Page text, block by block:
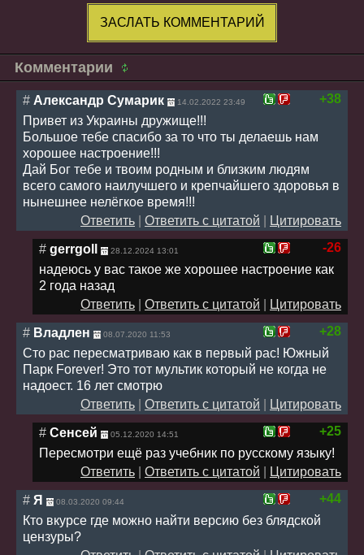
ЗАСЛАТЬ КОММЕНТАРИЙ
Комментарии
+38
# Александр Сумарик 14.02.2022 23:49
Привет из Украины дружище!!!
Большое тебе спасибо за то что ты делаешь нам
хорошее настроение!!!
Дай Бог тебе и твоим родным и близким людям
всего самого наилучшего и крепчайшего здоровья в
нынешнее нелёгкое время!!!
Ответить
Ответить с цитатой
Цитировать
-26
# gerrgoll 28.12.2024 13:01
надеюсь у вас такое же хорошее настроение как
2 года назад
Ответить
Ответить с цитатой
Цитировать
+28
# Владлен 08.07.2020 11:53
Сто рас пересматриваю как в первый рас! Южный
Парк Forever! Это тот мультик который не когда не
надоест. 16 лет смотрю
Ответить
Ответить с цитатой
Цитировать
+25
# Сенсей 05.12.2020 14:51
Пересмотри ещё раз учебник по русскому языку!
Ответить
Ответить с цитатой
Цитировать
+44
# Я 08.03.2020 09:44
Кто вкурсе где можно найти версию без блядской
цензуры?